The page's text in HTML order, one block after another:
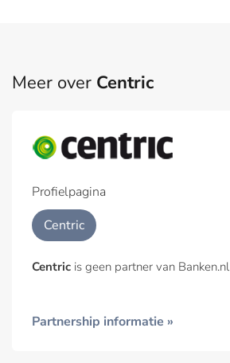
Meer over Centric
Profielpagina
Centric
Centric is geen partner van Banken.nl
Partnership informatie »